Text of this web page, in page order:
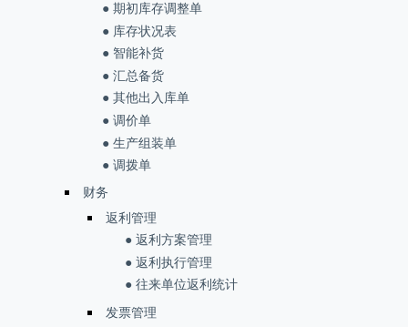
● 期初库存调整单
● 库存状况表
● 智能补货
● 汇总备货
● 其他出入库单
● 调价单
● 生产组装单
● 调拨单
财务
返利管理
● 返利方案管理
● 返利执行管理
● 往来单位返利统计
发票管理